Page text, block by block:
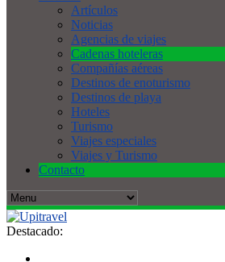
Artículos
Noticias
Agencias de viajes
Cadenas hoteleras
Compañías aéreas
Destinos de enoturismo
Destinos de playa
Hoteles
Turismo
Viajes especiales
Viajes y Turismo
Contacto
Destacado: